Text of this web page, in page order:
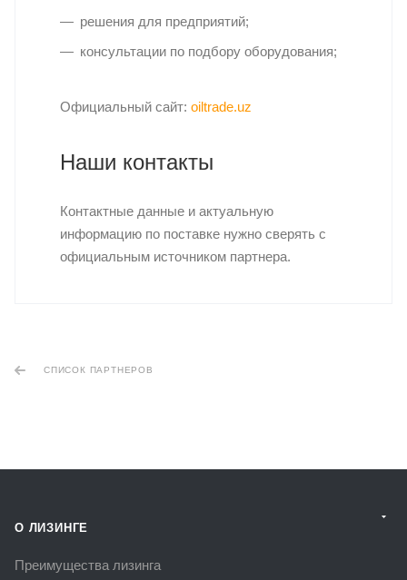
решения для предприятий;
консультации по подбору оборудования;
Официальный сайт: oiltrade.uz
Наши контакты
Контактные данные и актуальную
информацию по поставке нужно сверять с
официальным источником партнера.
СПИСОК ПАРТНЕРОВ
О ЛИЗИНГЕ
Преимущества лизинга